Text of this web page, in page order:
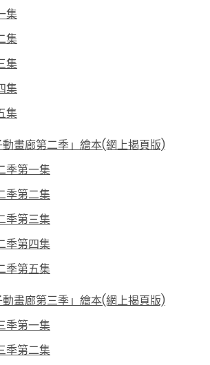
集
集
集
集
集
動畫廊第二季」繪本(網上揭頁版)
季第一集
季第二集
季第三集
季第四集
季第五集
動畫廊第三季」繪本(網上揭頁版)
季第一集
季第二集